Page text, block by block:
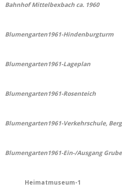
Bahnhof Mittelbexbach ca. 1960
Blumengarten1961-Hindenburgturm
Blumengarten1961-Lageplan
Blumengarten1961-Rosenteich
Blumengarten1961-Verkehrschule,
Blumengarten1961-Ein-/Ausgang
Heimatmuseum-1